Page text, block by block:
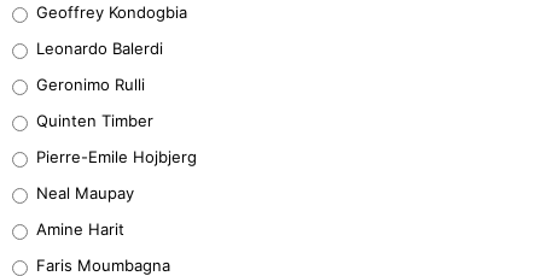
38%
32%
5%
1%
Geoffrey Kondogbia
Leonardo Balerdi
Geronimo Rulli
Quinten Timber
Pierre-Emile Hojbjerg
Neal Maupay
Amine Harit
Faris Moumbagna